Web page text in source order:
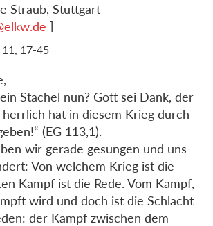
Straub, Stuttgart
]
11, 17-45
Stachel nun? Gott sei Dank, der
herrlich hat in diesem Krieg durch
(EG 113,1).
wir gerade gesungen und uns
Von welchem Krieg ist die
Kampf ist die Rede. Vom Kampf,
wird und doch ist die Schlacht
der Kampf zwischen dem